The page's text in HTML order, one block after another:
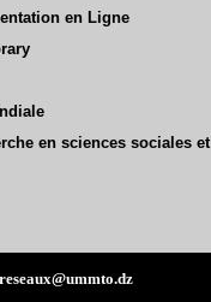
en Ligne
en sciences sociales et